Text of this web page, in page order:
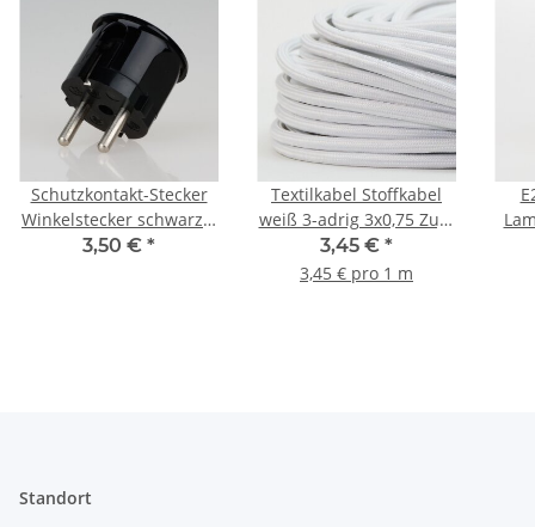
Schutzkontakt-Stecker
Winkelstecker schwarz –
250V/16A – mit
3,50 € *
Textilkabel Stoffkabel
weiß 3-adrig 3x0,75 Zug-
Pendelleitung S03RT-F
3G0,75
3,45 € *
3,45 € pro 1 m
Standort